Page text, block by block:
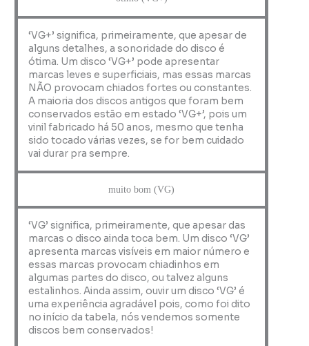
‘VG+’ significa, primeiramente, que apesar de
alguns detalhes, a sonoridade do disco é
ótima. Um disco ‘VG+’ pode apresentar
marcas leves e superficiais, mas essas marcas
NÃO provocam chiados fortes ou constantes.
A maioria dos discos antigos que foram bem
conservados estão em estado ‘VG+’, pois um
vinil fabricado há 50 anos, mesmo que tenha
sido tocado várias vezes, se for bem cuidado
vai durar pra sempre.
muito bom (VG)
‘VG’ significa, primeiramente, que apesar das
marcas o disco ainda toca bem. Um disco ‘VG’
apresenta marcas visíveis em maior número e
essas marcas provocam chiadinhos em
algumas partes do disco, ou talvez alguns
estalinhos. Ainda assim, ouvir um disco ‘VG’ é
uma experiência agradável pois, como foi dito
no início da tabela, nós vendemos somente
discos bem conservados!